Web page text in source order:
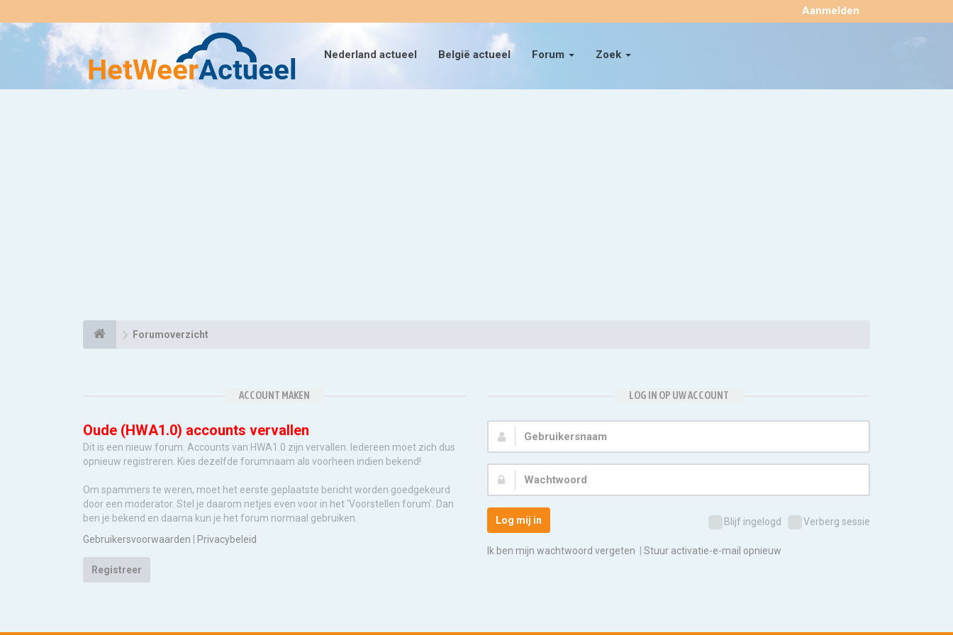
Nederland actueel België actueel Forum Zoek
Aanmelden ×
Forumoverzicht
ACCOUNT MAKEN
Oude (HWA1.0) accounts vervallen
Dit is een nieuw forum. Accounts van HWA1.0 zijn vervallen. Iedereen moet zich dus
opnieuw registreren. Kies dezelfde forumnaam als voorheen indien bekend!
Om spammers te weren, moet het eerste geplaatste bericht worden goedgekeurd
door een moderator. Stel je daarom netjes even voor in het 'Voorstellen forum'. Dan
ben je bekend en daarna kun je het forum normaal gebruiken.
Gebruikersvoorwaarden
Privacybeleid
Registreer
LOG IN OP UW ACCOUNT
Gebruikersnaam:
Wachtwoord:
Blijf ingelogd Verberg sessie
Log mij in
Ik ben mijn wachtwoord vergeten Stuur activatie-e-mail opnieuw